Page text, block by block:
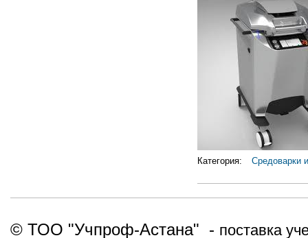
Категория: Средоварки
© ТОО "Учпроф-Астана" - поставка